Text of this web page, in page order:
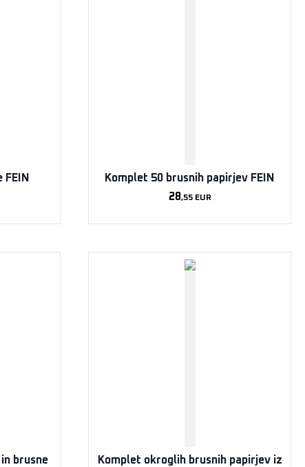
Komplet 50 brusnih papirjev FEIN
28,55EUR
brusne
Komplet okroglih brusnih papirjev iz